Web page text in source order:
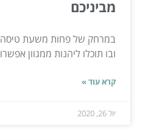
מביניכם
במרחק של פחות משעת טיסה
ובו תוכלו ליהנות ממגוון
קרא עוד »
יול 26, 2020